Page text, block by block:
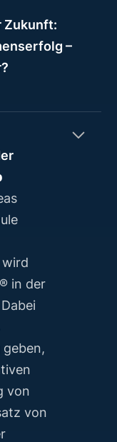
Zukunft:
–
wird
in der
von
von